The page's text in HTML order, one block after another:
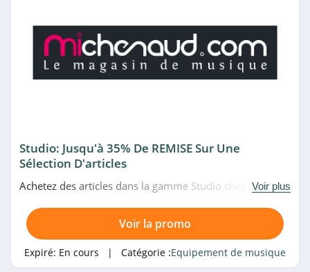
Studio: Jusqu'à 35% De REMISE Sur Une
Sélection D'articles
Achetez des articles dans la gamme Studio chez
sélection. Pas de temps à perdre!
Voir plus
Voir la promo
Expiré: En cours | Catégorie :Equipement de musique